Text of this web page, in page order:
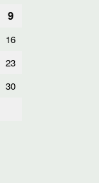
9
16
23
30